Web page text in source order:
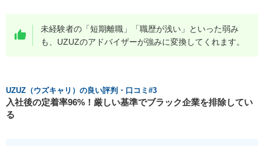
未経験者の「短期離職」「職歴が浅い」といった弱み
も、UZUZのアドバイザーが強みに変換してくれます。
UZUZ（ウズキャリ）の良い評判・口コミ#3
入社後の定着率96%！厳しい基準でブラック企業を排除してい
る